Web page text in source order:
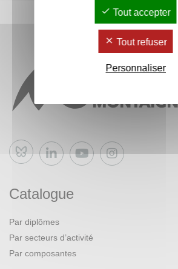
Bluesky
Catalogue
Par diplômes
Par secteurs d’activité
Par composantes
Tout accepter
Tout refuser
Personnaliser